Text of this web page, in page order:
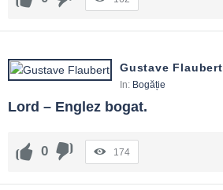
Gustave Flaubert
In: Bogăție
Lord – Englez bogat.
0 174